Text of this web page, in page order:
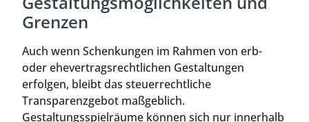
Grenzen
Auch wenn Schenkungen im Rahmen von erb-
oder ehevertragsrechtlichen Gestaltungen
erfolgen, bleibt das steuerrechtliche
Transparenzgebot maßgeblich.
Gestaltungsspielräume können sich nur innerhalb